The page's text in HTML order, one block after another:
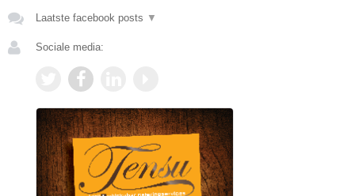
Laatste facebook posts ▼
Sociale media: